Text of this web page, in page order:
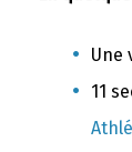
Une
11